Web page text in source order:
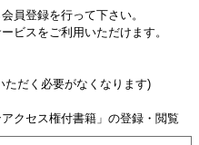
員登録を行って下さい。
ビスをご利用いただけます。
だく必要がなくなります)
クセス権付書籍」の登録・閲覧